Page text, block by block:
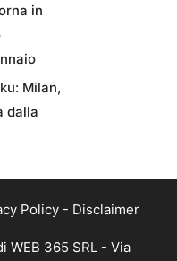
in
Milan,
dalla
Policy - Disclaimer
WEB 365 SRL - Via